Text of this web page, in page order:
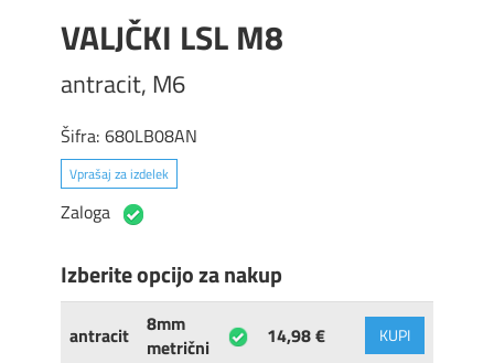
VALJČKI LSL M8
antracit, M6
Šifra: 680LB08AN
Vprašaj za izdelek
Zaloga
Izberite opcijo za nakup
antracit
8mm
metrični
14,98 € KUPI